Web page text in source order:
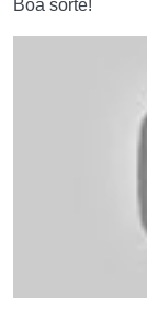
Boa sorte!